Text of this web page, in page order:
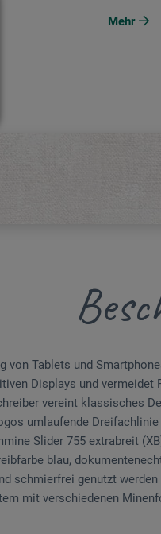
Mehr
von Tablets und
Displays und
vereint klassisches
umlaufende
Slider 755 extrabreit
blau,
schmierfrei genutzt
mit verschiedenen